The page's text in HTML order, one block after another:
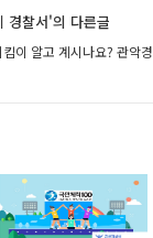
경찰서'의 다른글
이 알고 계시나요? 관악